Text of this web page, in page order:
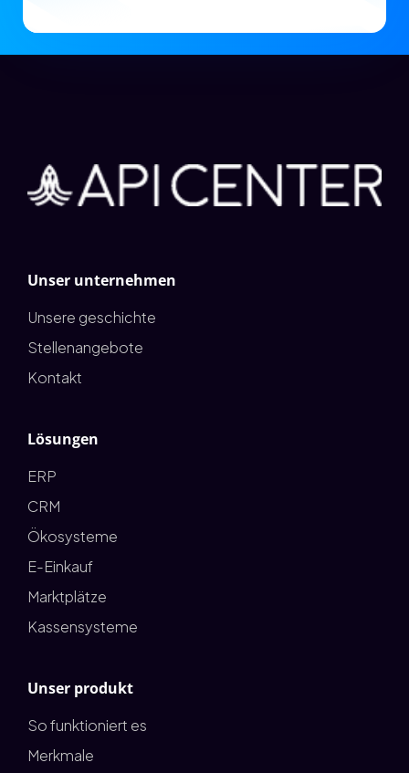
Unser unternehmen
Unsere geschichte
Stellenangebote
Kontakt
Lösungen
ERP
CRM
Ökosysteme
E-Einkauf
Marktplätze
Kassensysteme
Unser produkt
So funktioniert es
Merkmale